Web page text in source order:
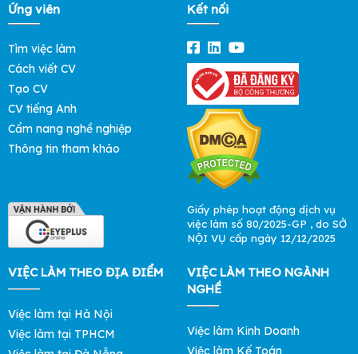
Ứng viên
Tìm việc làm
Cách viết CV
Tạo CV
CV tiếng Anh
Cẩm nang nghề nghiệp
Thông tin tham khảo
Kết nối
Giấy phép hoạt động dịch vụ
việc làm số 80/2025-GP , do SỞ
NỘI VỤ cấp ngày 12/12/2025
VIỆC LÀM THEO ĐỊA ĐIỂM
Việc làm tại Hà Nội
Việc làm tại TPHCM
VIỆC LÀM THEO NGÀNH
NGHỀ
Việc làm Kinh Doanh
Việc làm Kế Toán